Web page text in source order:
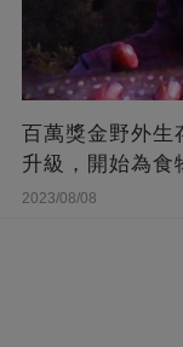
百萬獎金野外
升級，開始為食
2023/08/08